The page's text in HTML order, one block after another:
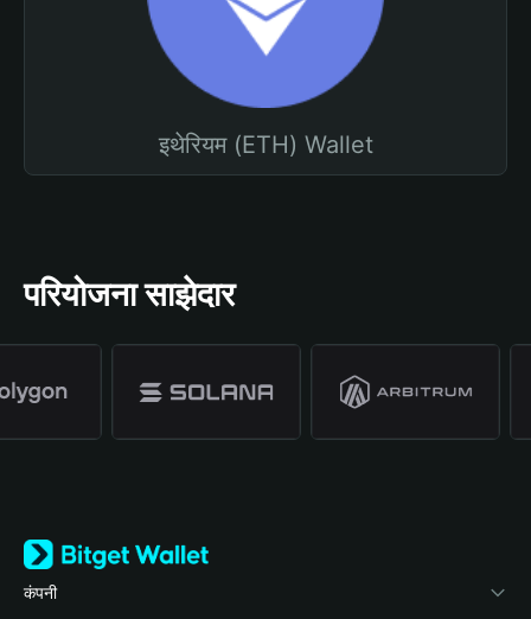
इथेरियम (ETH) Wallet
परियोजना साझेदार
कंपनी